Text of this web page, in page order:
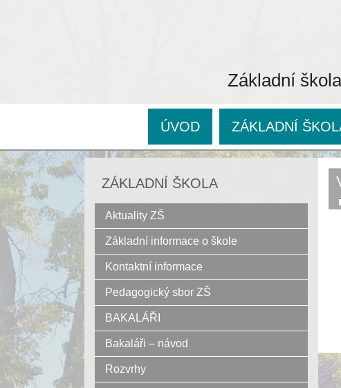
Základní
ÚVOD ZÁKLADNÍ
ZÁKLADNÍ ŠKOLA
Aktuality ZŠ
Základní informace o škole
Kontaktní informace
Pedagogický sbor ZŠ
BAKALÁŘI
Bakaláři – návod
Rozvrhy